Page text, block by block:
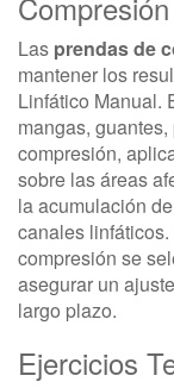
Las prendas de
mantener los
Linfático Manual.
mangas,
compresión,
sobre las áreas
la acumulación
canales
compresión se
asegurar un
largo plazo.
Ejercicios